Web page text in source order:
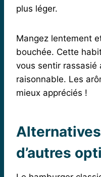
plus léger.
Mangez lentement
bouchée. Cette
vous sentir rassasié
raisonnable. Les
mieux appréciés !
d’autres